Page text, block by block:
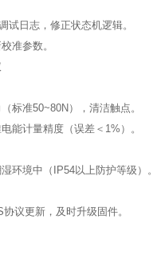
日志，修正状态机逻辑。
准参数。
准50~80N），清洁触点。
计量精度（误差＜1%）。
境中（IP54以上防护等级）。
更新，及时升级固件。